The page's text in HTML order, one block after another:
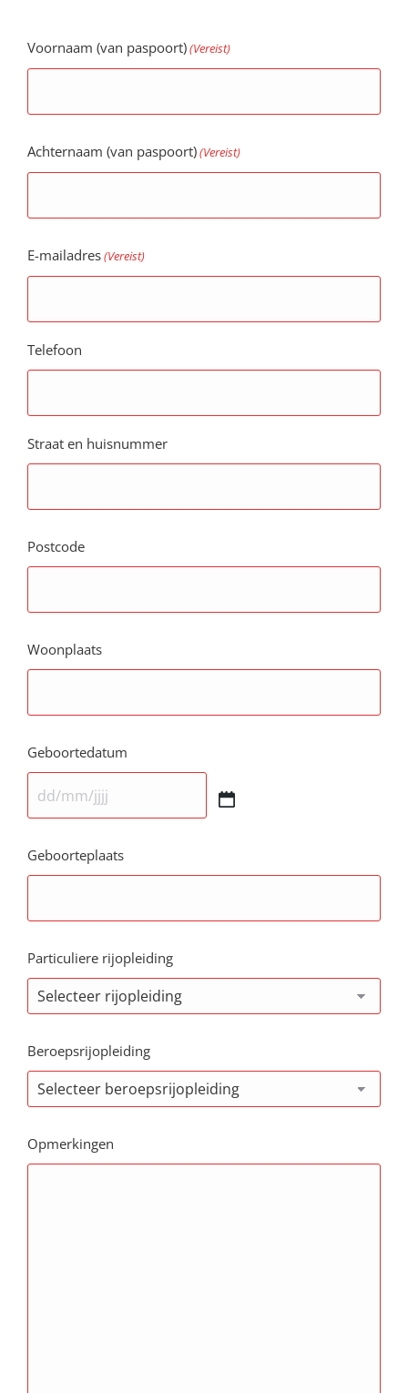
Voornaam (van paspoort)(Vereist)
Achternaam (van paspoort)(Vereist)
E-mailadres(Vereist)
Telefoon
Straat en huisnummer
Postcode
Woonplaats
Geboortedatum
Geboorteplaats
Particuliere rijopleiding
Beroepsrijopleiding
Opmerkingen